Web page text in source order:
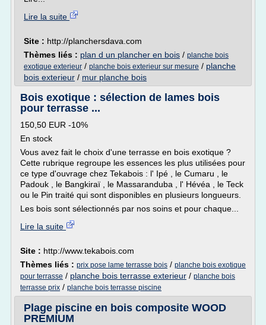
Lire la suite
Site : http://planchersdava.com
Thèmes liés : plan d un plancher en bois / planche bois
exotique exterieur / planche bois exterieur sur mesure / planche
bois exterieur / mur planche bois
Bois exotique : sélection de lames bois
pour terrasse ...
150,50 EUR -10%
En stock
Vous avez fait le choix d'une terrasse en bois exotique ?
Cette rubrique regroupe les essences les plus utilisées pour
ce type d'ouvrage chez Tekabois : l' Ipé , le Cumaru , le
Padouk , le Bangkiraï , le Massaranduba , l' Hévéa , le Teck
ou le Pin traité qui sont disponibles en plusieurs longueurs.
Les bois sont sélectionnés par nos soins et pour chaque...
Lire la suite
Site : http://www.tekabois.com
Thèmes liés : prix pose lame terrasse bois / planche bois exotique
pour terrasse / planche bois terrasse exterieur / planche bois
terrasse prix / planche bois terrasse piscine
Plage piscine en bois composite WOOD
PREMIUM